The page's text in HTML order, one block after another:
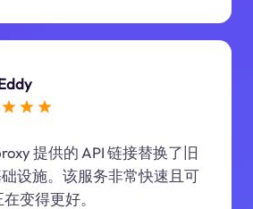
提供的 API 链接替换了旧
设施。该服务非常快速且可
变得更好。